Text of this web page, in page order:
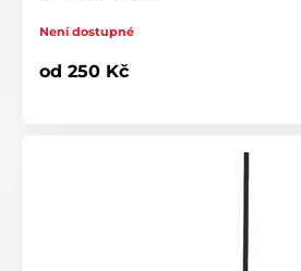
Není dostupné
od 250 Kč